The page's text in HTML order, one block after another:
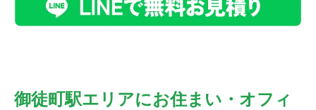
御徒町駅エリアにお住まい・オフィ